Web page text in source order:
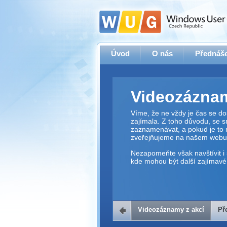
Úvod O nás
Víme, že ne vždy je čas se
zajímala. Z toho důvodu, se
zaznamenávat, a pokud je to
zveřejňujeme na našem webu.
Nezapomeňte však navštívit i
kde mohou být další zajímavé
Přehrávač
Videozáznamy z akcí